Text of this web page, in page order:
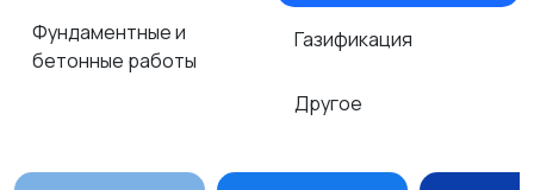
Фундаментные и
бетонные работы
Газификация
Другое